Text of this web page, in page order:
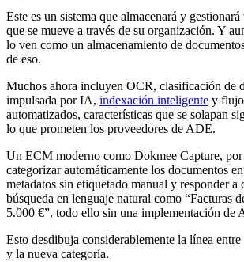
Este es un sistema que almacenará y
que se mueve a través de su organización. Y
lo ven como un almacenamiento de
de eso.
Muchos ahora incluyen OCR, clasificación de
impulsada por IA, indexación inteligente y
automatizados, características que se solapan
lo que prometen los proveedores de ADE.
Un ECM moderno como Dokmee Capture,
categorizar automáticamente los documentos
metadatos sin etiquetado manual y responder a
búsqueda en lenguaje natural como “Facturas
5.000 €”, todo ello sin una implementación de
Esto desdibuja considerablemente la línea
y la nueva categoría.